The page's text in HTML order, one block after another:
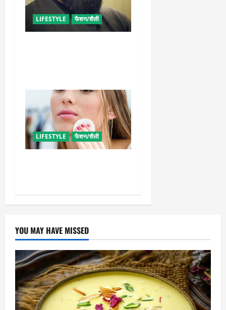
LIFESTYLE फैशन/शैली
LIFESTYLE फैशन/शैली
YOU MAY HAVE MISSED